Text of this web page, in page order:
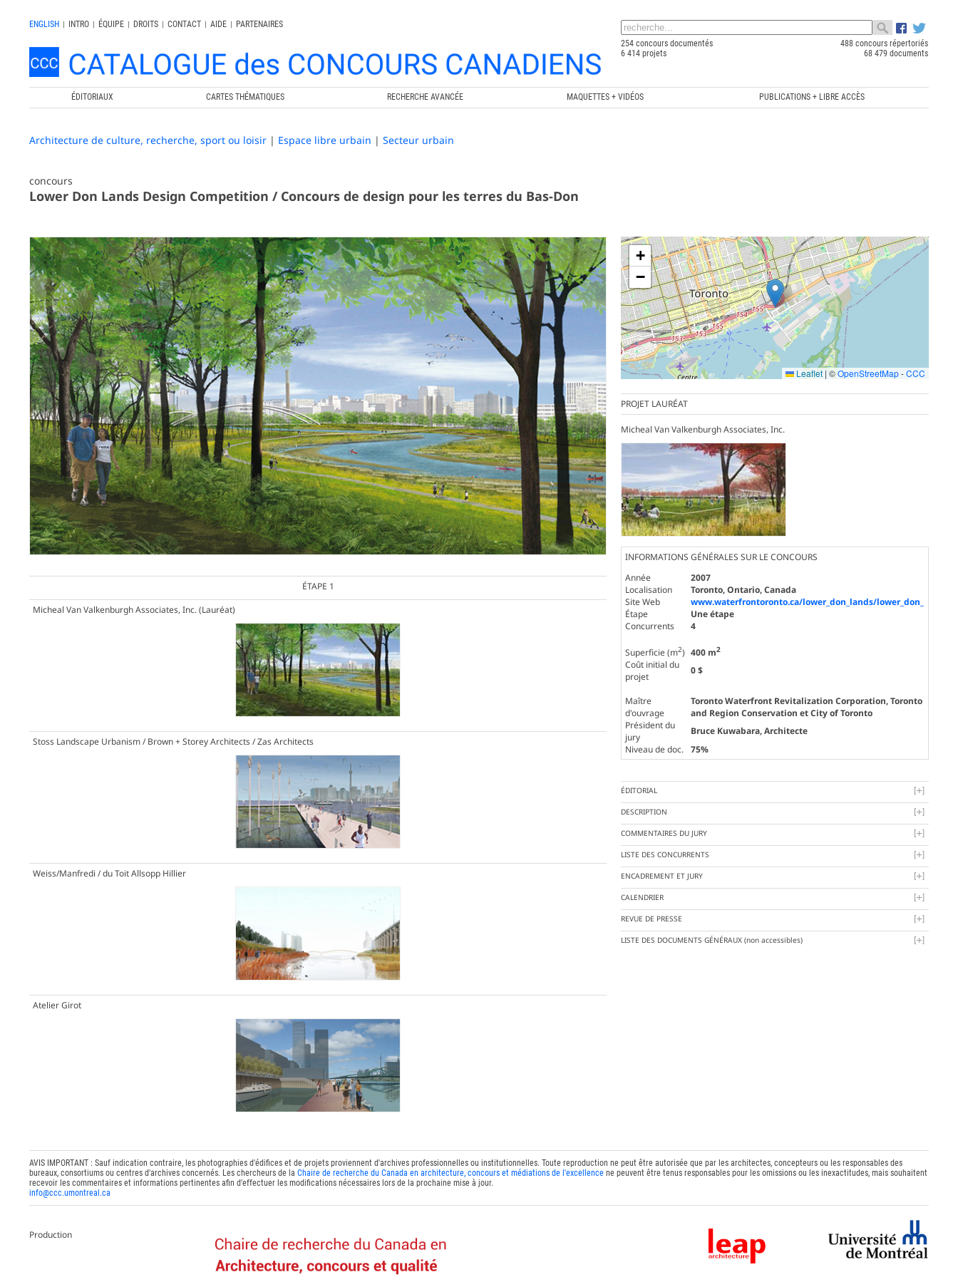
ENGLISH | INTRO | ÉQUIPE | DROITS | CONTACT | AIDE |
PARTENAIRES
254 concours documentés
488 concours répertoriés
6 414 projets
68 479 documents
ÉDITORIAUX CARTES THÉMATIQUES RECHERCHE AVANCÉE MAQUETTES + VIDÉOS PUBLICATIONS + LIBRE ACCÈS
Architecture de culture, recherche, sport ou loisir | Espace libre urbain | Secteur urbain
concours
Lower Don Lands Design Competition / Concours de design pour les terres du Bas-Don
ÉTAPE 1
Micheal Van Valkenburgh Associates, Inc.(Lauréat)
Stoss Landscape Urbanism / Brown + Storey Architects / Zas Architects
Weiss/Manfredi / du Toit Allsopp Hillier
Atelier Girot
+
−
Leaflet | ©OpenStreetMap-CCC
PROJET LAURÉAT
Micheal Van Valkenburgh Associates, Inc.
INFORMATIONS GÉNÉRALES SUR LE CONCOURS
Année
2007
Localisation
Toronto, Ontario, Canada
Site Web
www.waterfrontoronto.ca/lower_don_lands/lower_don_
Étape
Une étape
Concurrents
4
Superficie (m2) 400 m2
Coût initial du
projet
0 $
Maître
d'ouvrage
Toronto Waterfront Revitalization Corporation, Toronto
and Region Conservation et City of Toronto
Président du
jury
Bruce Kuwabara, Architecte
Niveau de doc.
75%
ÉDITORIAL
DESCRIPTION
COMMENTAIRES DU JURY
LISTE DES CONCURRENTS
ENCADREMENT ET JURY
CALENDRIER
REVUE DE PRESSE
LISTE DES DOCUMENTS GÉNÉRAUX(non accessibles)
AVIS IMPORTANT : Sauf indication contraire, les photographies d'édifices et de projets proviennent d'archives professionnelles ou institutionnelles. Toute reproduction ne peut être autorisée que par les architectes, concepteurs ou les responsables des
bureaux, consortiums ou centres d'archives concernés. Les chercheurs de laChaire de recherche du Canada en architecture, concours et médiations de l'excellence ne peuvent être tenus responsables pour les omissions ou les inexactitudes, mais souhaitent
recevoir les commentaires et informations pertinentes afin d'effectuer les modifications nécessaires lors de la prochaine mise à jour.
info@ccc.umontreal.ca
Production